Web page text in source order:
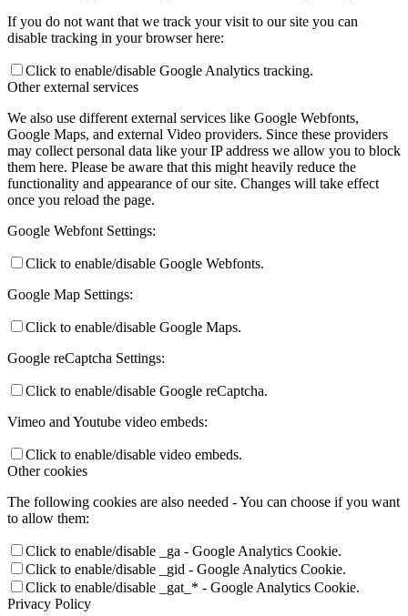
If you do not want that we track your visit to our site you can
disable tracking in your browser here:
Click to enable/disable Google Analytics tracking.
Other external services
We also use different external services like Google Webfonts,
Google Maps, and external Video providers. Since these providers
may collect personal data like your IP address we allow you to block
them here. Please be aware that this might heavily reduce the
functionality and appearance of our site. Changes will take effect
once you reload the page.
Google Webfont Settings:
Click to enable/disable Google Webfonts.
Google Map Settings:
Click to enable/disable Google Maps.
Google reCaptcha Settings:
Click to enable/disable Google reCaptcha.
Vimeo and Youtube video embeds:
Click to enable/disable video embeds.
Other cookies
The following cookies are also needed - You can choose if you want
to allow them:
Click to enable/disable _ga - Google Analytics Cookie.
Click to enable/disable _gid - Google Analytics Cookie.
Click to enable/disable _gat_* - Google Analytics Cookie.
Privacy Policy